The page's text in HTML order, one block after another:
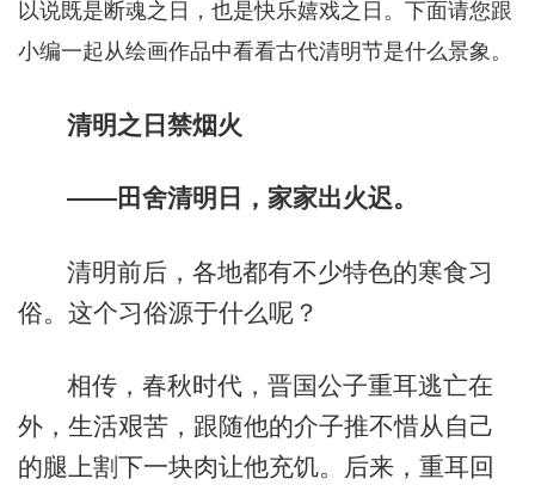
以说既是断魂之日，也是快乐嬉戏之日。下面请您跟
小编一起从绘画作品中看看古代清明节是什么景象。
清明之日禁烟火
——田舍清明日，家家出火迟。
清明前后，各地都有不少特色的寒食习
俗。这个习俗源于什么呢？
相传，春秋时代，晋国公子重耳逃亡在
外，生活艰苦，跟随他的介子推不惜从自己
的腿上割下一块肉让他充饥。后来，重耳回